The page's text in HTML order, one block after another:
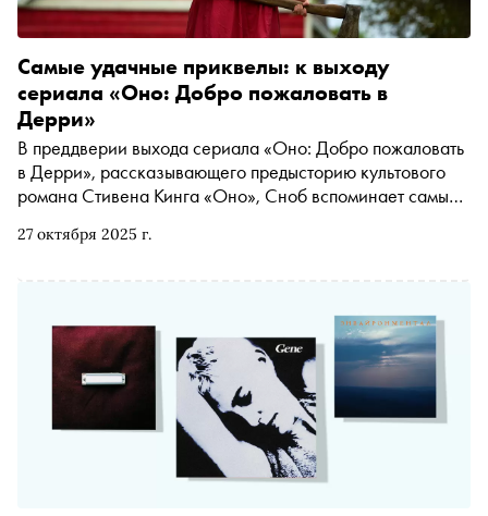
27 октября 2025 г.
Самые удачные приквелы: к выходу
сериала «Оно: Добро пожаловать в
Дерри»
В преддверии выхода сериала «Оно: Добро пожаловать
в Дерри», рассказывающего предысторию культового
романа Стивена Кинга «Оно», Сноб вспоминает самые